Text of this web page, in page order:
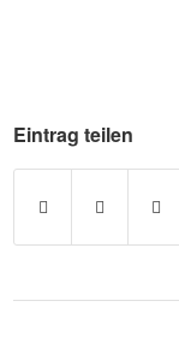
Eintrag teilen